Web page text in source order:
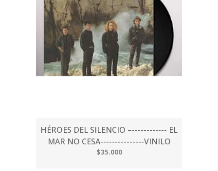
HÉROES DEL SILENCIO –------------ EL
MAR NO CESA---------------VINILO
$35.000